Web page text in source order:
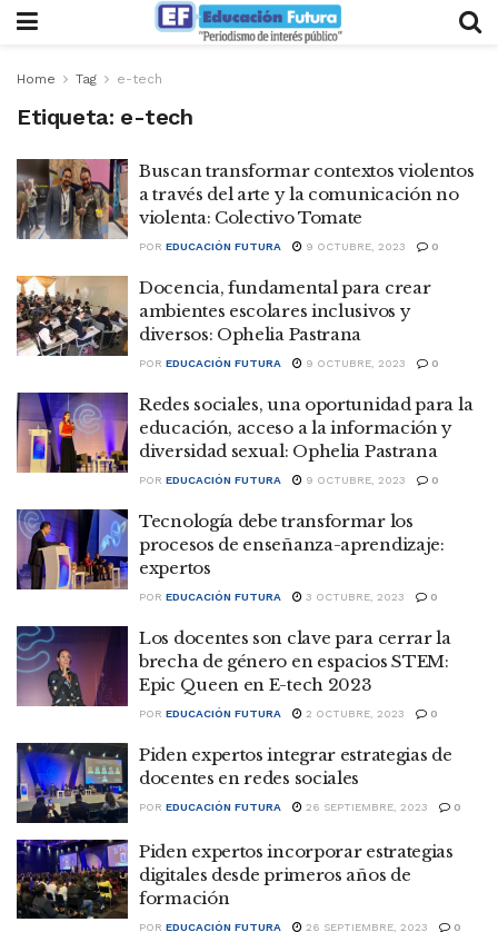
Home Tag e-tech
Etiqueta: e-tech
Buscan transformar contextos violentos
a través del arte y la comunicación no
violenta: Colectivo Tomate
POR EDUCACIÓN FUTURA 9 OCTUBRE, 2023 0
Docencia, fundamental para crear
ambientes escolares inclusivos y
diversos: Ophelia Pastrana
POR EDUCACIÓN FUTURA 9 OCTUBRE, 2023 0
Redes sociales, una oportunidad para la
educación, acceso a la información y
diversidad sexual: Ophelia Pastrana
POR EDUCACIÓN FUTURA 9 OCTUBRE, 2023 0
Tecnología debe transformar los
procesos de enseñanza-aprendizaje:
expertos
POR EDUCACIÓN FUTURA 3 OCTUBRE, 2023 0
Los docentes son clave para cerrar la
brecha de género en espacios STEM:
Epic Queen en E-tech 2023
POR EDUCACIÓN FUTURA 2 OCTUBRE, 2023 0
Piden expertos integrar estrategias de
docentes en redes sociales
POR EDUCACIÓN FUTURA 26 SEPTIEMBRE, 2023 0
Piden expertos incorporar estrategias
digitales desde primeros años de
formación
POR EDUCACIÓN FUTURA 26 SEPTIEMBRE, 2023 0